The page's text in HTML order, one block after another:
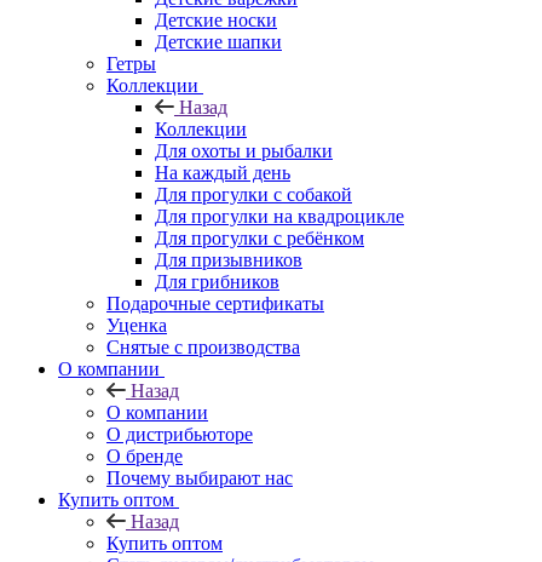
Детские носки
Детские шапки
Гетры
Коллекции
Назад
Коллекции
Для охоты и рыбалки
На каждый день
Для прогулки с собакой
Для прогулки на квадроцикле
Для прогулки с ребёнком
Для призывников
Для грибников
Подарочные сертификаты
Уценка
Снятые с производства
О компании
Назад
О компании
О дистрибьюторе
О бренде
Почему выбирают нас
Купить оптом
Назад
Купить оптом